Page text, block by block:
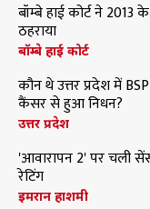
बॉम्बे हाई कोर्ट ने
ठहराया
बॉम्बे हाई कोर्ट
कौन थे उत्तर प्रदेश में
कैंसर से हुआ निधन?
उत्तर प्रदेश
'आवारापन 2' पर चली
रेटिंग
इमरान हाशमी